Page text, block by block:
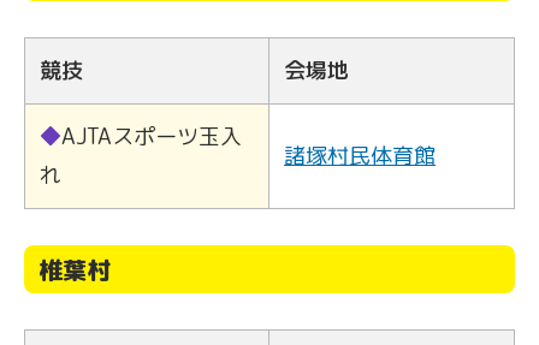
競技 会場地
◆AJTAスポーツ玉入
れ
諸塚村民体育館
椎葉村